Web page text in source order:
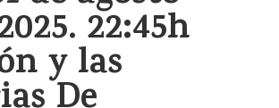
22:45h
y las